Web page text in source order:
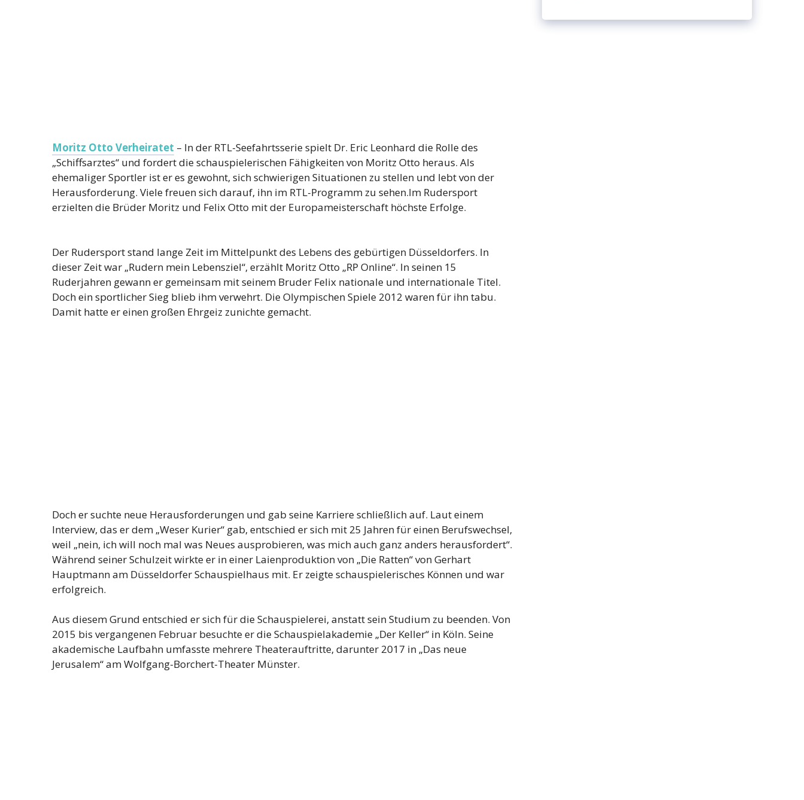
Moritz Otto Verheiratet – In der RTL-Seefahrtsserie spielt Dr. Eric Leonhard die Rolle des
„Schiffsarztes“ und fordert die schauspielerischen Fähigkeiten von Moritz Otto heraus. Als
ehemaliger Sportler ist er es gewohnt, sich schwierigen Situationen zu stellen und lebt von der
Herausforderung. Viele freuen sich darauf, ihn im RTL-Programm zu sehen.Im Rudersport
erzielten die Brüder Moritz und Felix Otto mit der Europameisterschaft höchste Erfolge.
Der Rudersport stand lange Zeit im Mittelpunkt des Lebens des gebürtigen Düsseldorfers. In
dieser Zeit war „Rudern mein Lebensziel“, erzählt Moritz Otto „RP Online“. In seinen 15
Ruderjahren gewann er gemeinsam mit seinem Bruder Felix nationale und internationale Titel.
Doch ein sportlicher Sieg blieb ihm verwehrt. Die Olympischen Spiele 2012 waren für ihn tabu.
Damit hatte er einen großen Ehrgeiz zunichte gemacht.
Doch er suchte neue Herausforderungen und gab seine Karriere schließlich auf. Laut einem
Interview, das er dem „Weser Kurier“ gab, entschied er sich mit 25 Jahren für einen Berufswechsel,
weil „nein, ich will noch mal was Neues ausprobieren, was mich auch ganz anders herausfordert“.
Während seiner Schulzeit wirkte er in einer Laienproduktion von „Die Ratten“ von Gerhart
Hauptmann am Düsseldorfer Schauspielhaus mit. Er zeigte schauspielerisches Können und war
erfolgreich.
Aus diesem Grund entschied er sich für die Schauspielerei, anstatt sein Studium zu beenden. Von
2015 bis vergangenen Februar besuchte er die Schauspielakademie „Der Keller“ in Köln. Seine
akademische Laufbahn umfasste mehrere Theaterauftritte, darunter 2017 in „Das neue
Jerusalem“ am Wolfgang-Borchert-Theater Münster.